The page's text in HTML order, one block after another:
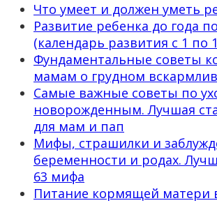
Что умеет и должен уметь
Развитие ребенка до года
(календарь развития с 1 по
Фундаментальные советы
мамам о грудном
Самые важные советы по
новорожденным. Лучшая
для мам и пап
Мифы, страшилки и
беременности и родах.
63 мифа
Питание кормящей матери